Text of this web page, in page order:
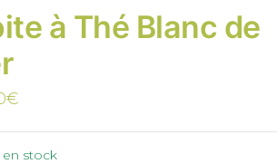
à Thé Blanc de
€
en stock